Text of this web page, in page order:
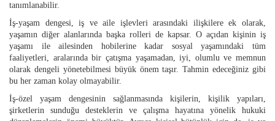
tanımlanabilir.
İş-yaşam dengesi, iş ve aile işlevleri arasındaki ilişkilere ek olarak,
yaşamın diğer alanlarında başka rolleri de kapsar. O açıdan kişinin iş
yaşamı ile ailesinden hobilerine kadar sosyal yaşamındaki tüm
faaliyetleri, aralarında bir çatışma yaşamadan, iyi, olumlu ve memnun
olarak dengeli yönetebilmesi büyük önem taşır. Tahmin edeceğiniz gibi
bu her zaman kolay olmayabilir.
İş-özel yaşam dengesinin sağlanmasında kişilerin, kişilik yapıları,
şirketlerin sunduğu desteklerin ve çalışma hayatına yönelik hukuki